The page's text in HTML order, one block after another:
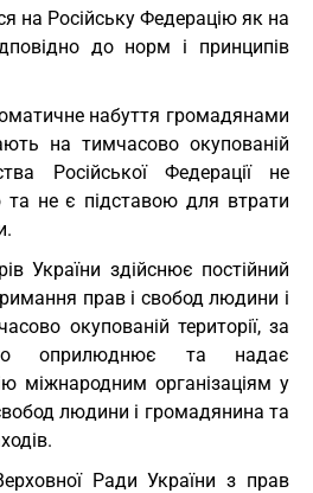
на Російську Федерацію як на
до норм і принципів
набуття громадянами
на тимчасово окупованій
Російської Федерації не
та не є підставою для втрати
України здійснює постійний
прав і свобод людини і
окупованій території, за
оприлюднює та надає
міжнародним організаціям у
людини і громадянина та
Ради України з прав